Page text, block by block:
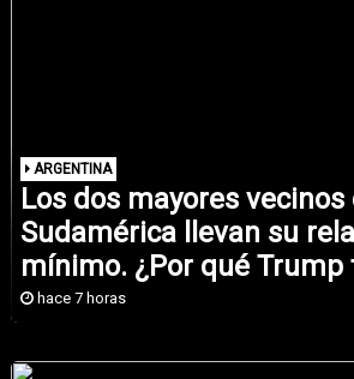
ARGENTINA
Los dos mayores vecinos
Sudamérica llevan su
mínimo. ¿Por qué Trump
que ver?
hace 7 horas